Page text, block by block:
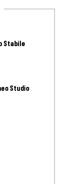
Stabile
Studio